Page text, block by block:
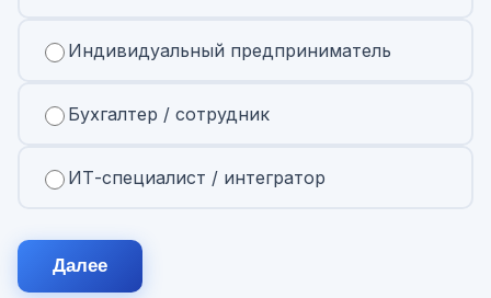
Индивидуальный предприниматель
Бухгалтер / сотрудник
ИТ-специалист / интегратор
Далее